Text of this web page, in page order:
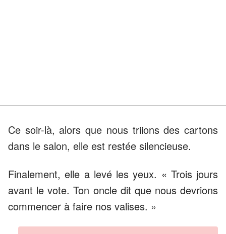
Ce soir-là, alors que nous triions des cartons
dans le salon, elle est restée silencieuse.
Finalement, elle a levé les yeux. « Trois jours
avant le vote. Ton oncle dit que nous devrions
commencer à faire nos valises. »